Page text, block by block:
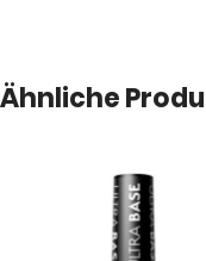
Ähnliche